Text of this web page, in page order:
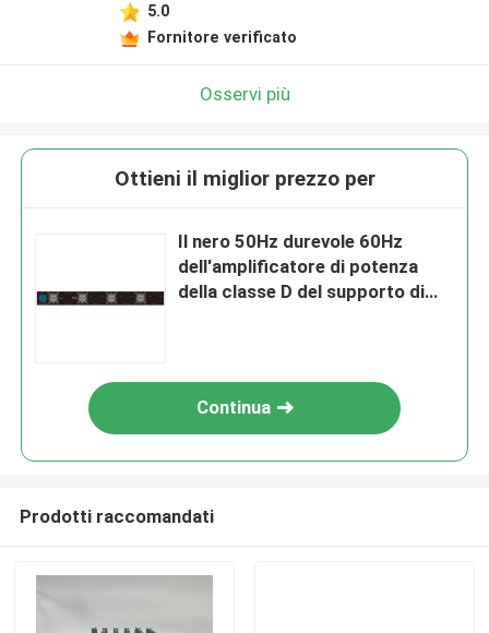
5.0
Fornitore verificato
Osservi più
Ottieni il miglior prezzo per
Il nero 50Hz durevole 60Hz
dell'amplificatore di potenza
della classe D del supporto di
Continua
Prodotti raccomandati